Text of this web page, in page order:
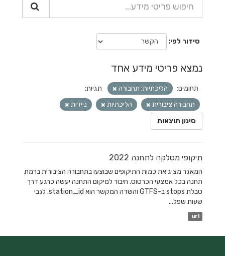
סידור לפי
נמצא פריטי מידע אחד
תחומים: הליכתיות: תחבורה
תגיות:
תחבורה ציבורית
הליכתיות
ניידות
סינון תוצאות
תיקופי מסלקה לתחנה 2022
המאגר מציג את כמות התיקופים שבוצעו בתחבורה הציבורית ברמת
תחנה בכל אמצעי הכרטוס. חיבור למיקום התחנה יעשה כרגע דרך
טבלת stops ב-GTFS והשדה המקשר הוא station_id. לגבי
שעות שפל...
url